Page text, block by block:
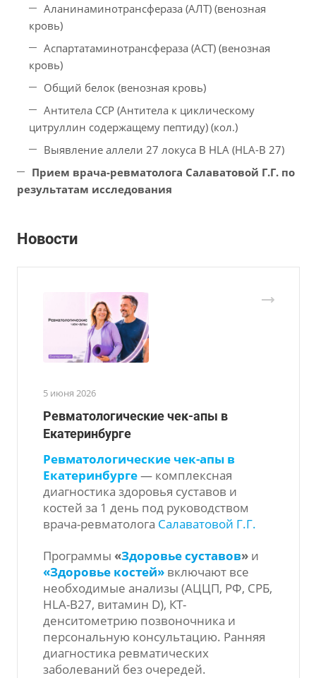
Аланинаминотрансфераза (АЛТ) (венозная
кровь)
Аспартатаминотрансфераза (АСТ) (венозная
кровь)
Общий белок (венозная кровь)
Антитела ССР (Антитела к циклическому
цитруллин содержащему пептиду) (кол.)
Выявление аллели 27 локуса В HLA (HLA-В 27)
Прием врача-ревматолога Салаватовой Г.Г. по
результатам исследования
Новости
5 июня 2026
Ревматологические чек-апы в
Екатеринбурге
Ревматологические чек-апы в
Екатеринбурге— комплексная
диагностика здоровья суставов и
костей за 1 день под руководством
врача-ревматолога Салаватовой Г.Г.
Программы «Здоровье суставов» и
«Здоровье костей» включают все
необходимые анализы (АЦЦП, РФ, СРБ,
HLA-B27, витамин D), КТ-
денситометрию позвоночника и
персональную консультацию. Ранняя
диагностика ревматических
заболеваний без очередей.